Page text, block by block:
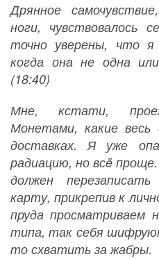
Дрянное
ноги, чувствовалось
точно уверены, что
когда она не одна
(18:40)
Мне, кстати,
Монетами, какие весь
доставках. Я уже
радиацию, но всë
должен
карту, прикрепив к
пруда просматриваем
типа, так себя
то схватить за жабры.